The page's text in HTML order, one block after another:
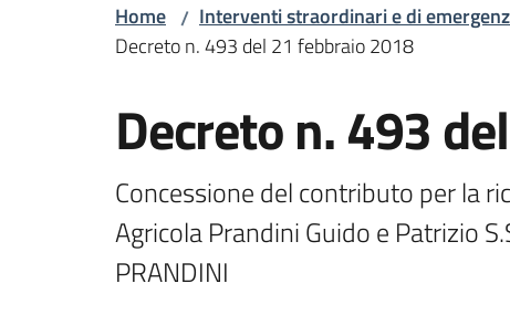
Home / Interventi straordinari e di
Decreto n. 493 del 21 febbraio 2018
Decreto n. 493
Concessione del contributo per la
Agricola Prandini Guido e Patrizio
PRANDINI